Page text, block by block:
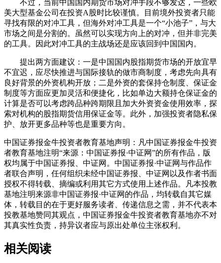
不过，当前中国国内期货市场对冲手段不够发达，一些欧
美大型基金公司在投资A股时比较谨慎。目前境外投资者只能
寻找有限的对冲工具，但海外对冲工具是一个“小池子”，与大
市场之间是分割的。虽然可以实现方向上的对冲，但并非完美
的工具。因此对冲工具的主战场还是应该回到中国国内。
提出两方面建议：一是中国国内股指期货市场的开放宜早
不宜迟，应尽快推进与国际接轨的做市商制度，考虑先向具有
良好背景的外资机构开放；二是外资的套保持仓制度、保证金
制度等方面应更加灵活和便捷化，比如单边大额持仓保证金的
计算是否可以考虑跨品种跨期限且加大外资资金使用效率，探
索对机构的股指期货信用保证金等。此外，加强投资者隐私保
护、放开更多品种等也是重要方向。
中国证券报金牛投资者教育基地声明：凡中国证券报金牛投资
者教育基地注明“来源：中国证券报·中证网”的所有作品，版
权均属于中国证券报、中证网。中国证券报·中证网与作品作
者联合声明，任何组织未经中国证券报、中证网以及作者书面
授权不得转载、摘编或利用其它方式使用上述作品。凡本投教
基地注明来源非中国证券报·中证网的作品，均转载自其它媒
体，转载目的在于更好服务读者、传递信息之需，并不代表本
投教基地赞同其观点，中国证券报金牛投资者教育基地亦不对
其真实性负责，持异议者应与原出处单位主张权利。
相关阅读